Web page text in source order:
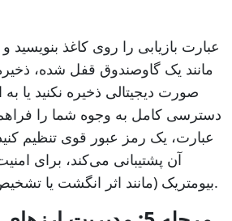
عبارت بازیابی را روی کاغذ بنویسید
مانند یک گاوصندوق قفل شده،
صورت دیجیتالی ذخیره نکنید یا به
دسترسی کامل به وجوه شما را
عبارت، یک رمز عبور قوی تنظیم
آن پشتیبانی می‌کند، برای
بیومتریک (مانند اثر انگشت یا تشخیص چهره) را فعال کنید.